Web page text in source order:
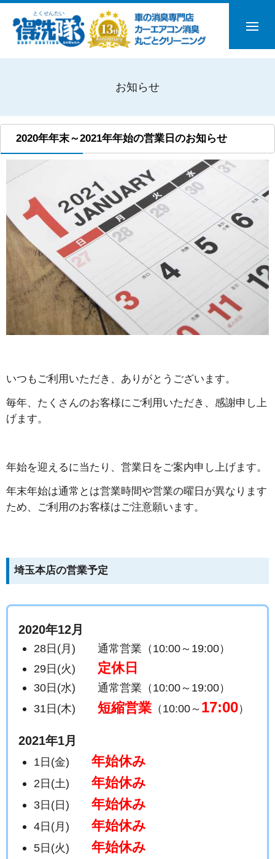
お知らせ
2020年年末～2021年年始の営業日のお知らせ
いつもご利用いただき、ありがとうございます。
毎年、たくさんのお客様にご利用いただき、感謝申し上
げます。
年始を迎えるに当たり、営業日をご案内申し上げます。
年末年始は通常とは営業時間や営業の曜日が異なります
ため、ご利用のお客様はご注意願います。
埼玉本店の営業予定
2020年12月
28日(月) 通常営業（10:00～19:00）
29日(火) 定休日
30日(水) 通常営業（10:00～19:00）
31日(木) 短縮営業（10:00～ 17:00）
2021年1月
1日(金) 年始休み
2日(土) 年始休み
3日(日) 年始休み
4日(月) 年始休み
5日(火) 年始休み